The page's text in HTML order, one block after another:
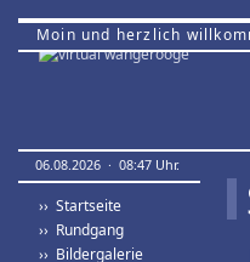
Moin und herzlich
06.08.2026 · 08:47 Uhr.
›› Startseite
›› Rundgang
›› Bildergalerie